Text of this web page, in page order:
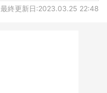
最終更新日:2023.03.25 22:48